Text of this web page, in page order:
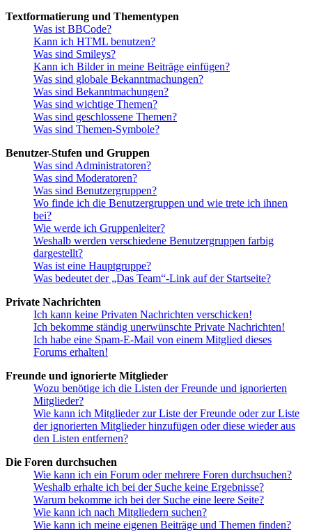
Textformatierung und Thementypen
Was ist BBCode?
Kann ich HTML benutzen?
Was sind Smileys?
Kann ich Bilder in meine Beiträge einfügen?
Was sind globale Bekanntmachungen?
Was sind Bekanntmachungen?
Was sind wichtige Themen?
Was sind geschlossene Themen?
Was sind Themen-Symbole?
Benutzer-Stufen und Gruppen
Was sind Administratoren?
Was sind Moderatoren?
Was sind Benutzergruppen?
Wo finde ich die Benutzergruppen und wie trete ich ihnen
bei?
Wie werde ich Gruppenleiter?
Weshalb werden verschiedene Benutzergruppen farbig
dargestellt?
Was ist eine Hauptgruppe?
Was bedeutet der „Das Team“-Link auf der Startseite?
Private Nachrichten
Ich kann keine Privaten Nachrichten verschicken!
Ich bekomme ständig unerwünschte Private Nachrichten!
Ich habe eine Spam-E-Mail von einem Mitglied dieses
Forums erhalten!
Freunde und ignorierte Mitglieder
Wozu benötige ich die Listen der Freunde und ignorierten
Mitglieder?
Wie kann ich Mitglieder zur Liste der Freunde oder zur Liste
der ignorierten Mitglieder hinzufügen oder diese wieder aus
den Listen entfernen?
Die Foren durchsuchen
Wie kann ich ein Forum oder mehrere Foren durchsuchen?
Weshalb erhalte ich bei der Suche keine Ergebnisse?
Warum bekomme ich bei der Suche eine leere Seite?
Wie kann ich nach Mitgliedern suchen?
Wie kann ich meine eigenen Beiträge und Themen finden?